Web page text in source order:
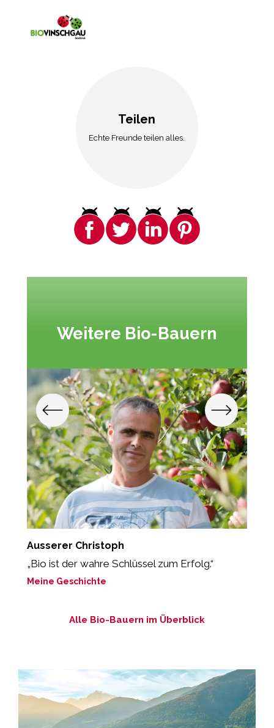
Teilen
Echte Freunde teilen alles.
Weitere Bio-Bauern
Ausserer Christoph
„Bio ist der wahre Schlüssel zum Erfolg.“
Meine Geschichte
Alle Bio-Bauern im Überblick